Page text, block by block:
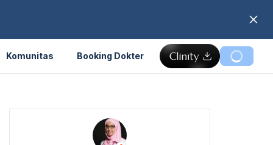
Komunitas Booking Dokter